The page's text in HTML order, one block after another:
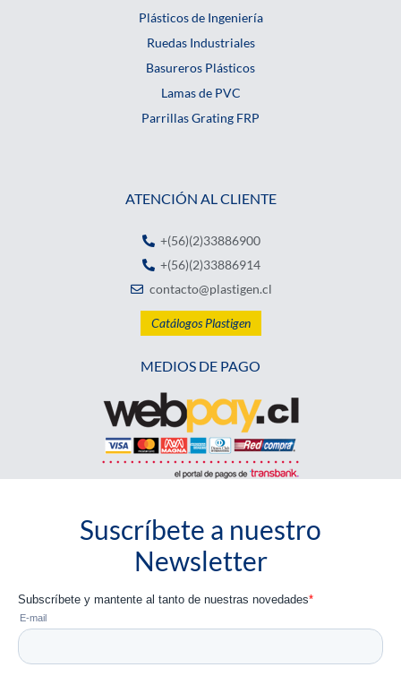
Plásticos de Ingeniería
Ruedas Industriales
Basureros Plásticos
Lamas de PVC
Parrillas Grating FRP
ATENCIÓN AL CLIENTE
+(56)(2)33886900
+(56)(2)33886914
contacto@plastigen.cl
Catálogos Plastigen
MEDIOS DE PAGO
Suscríbete a nuestro
Newsletter